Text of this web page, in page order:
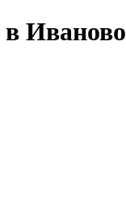
Иваново